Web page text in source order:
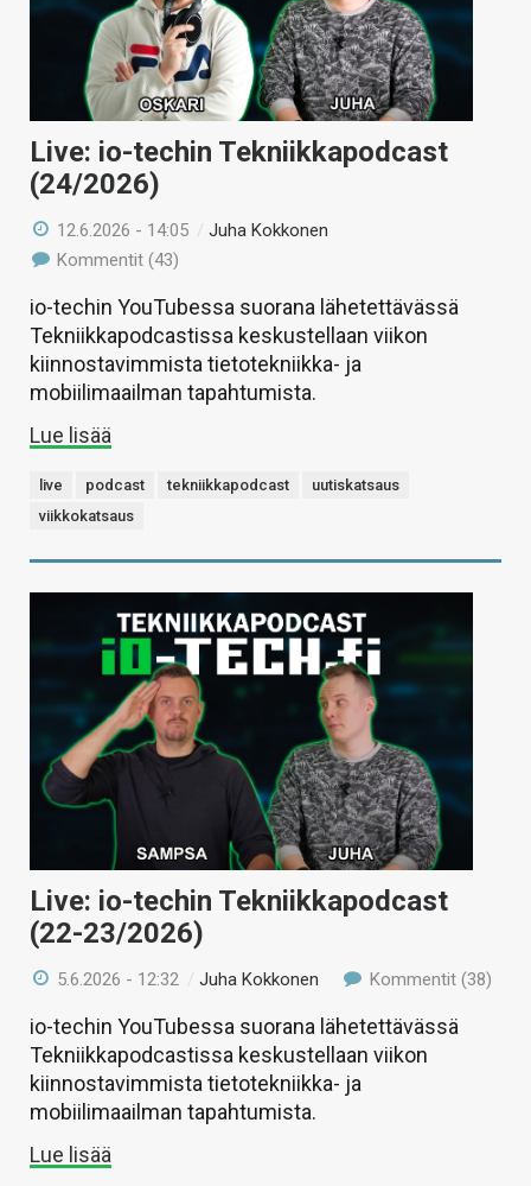
Live: io-techin Tekniikkapodcast
(24/2026)
12.6.2026 - 14:05 /Juha Kokkonen
Kommentit (43)
io-techin YouTubessa suorana lähetettävässä
Tekniikkapodcastissa keskustellaan viikon
kiinnostavimmista tietotekniikka- ja
mobiilimaailman tapahtumista.
Lue lisää
live podcast tekniikkapodcast
uutiskatsaus
viikkokatsaus
Live: io-techin Tekniikkapodcast
(22-23/2026)
5.6.2026 - 12:32 /Juha Kokkonen Kommentit (38)
io-techin YouTubessa suorana lähetettävässä
Tekniikkapodcastissa keskustellaan viikon
kiinnostavimmista tietotekniikka- ja
mobiilimaailman tapahtumista.
Lue lisää